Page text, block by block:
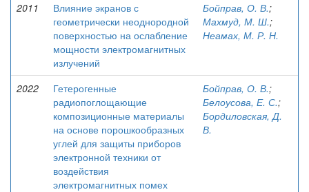
2011
Влияние экранов с
геометрически неоднородной
поверхностью на ослабление
мощности электромагнитных
излучений
Бойправ, О. В.;
Махмуд, М. Ш.;
Неамах, М. Р. Н.
2022
Гетерогенные
радиопоглощающие
композиционные материалы
на основе порошкообразных
углей для защиты приборов
электронной техники от
воздействия
электромагнитных помех
Бойправ, О. В.;
Белоусова, Е. С.;
Бордиловская, Д.
В.